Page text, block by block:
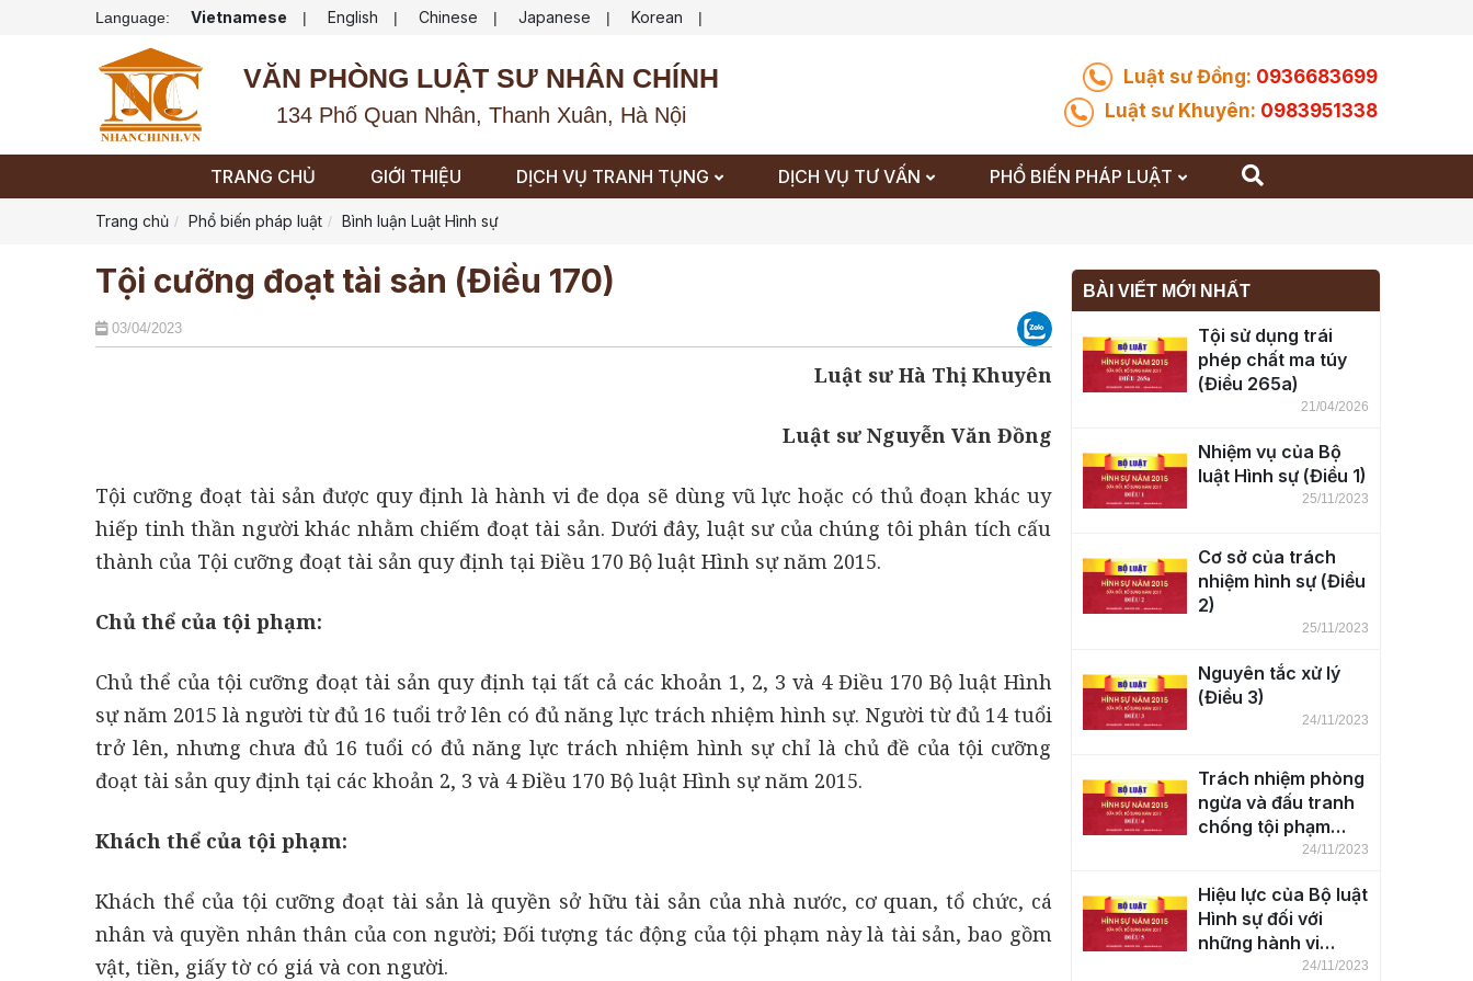
Language: Vietnamese | English | Chinese | Japanese | Korean |
VĂN PHÒNG LUẬT SƯ NHÂN CHÍNH
134 Phố Quan Nhân, Thanh Xuân, Hà Nội
Luật sư Đồng: 0936683699
Luật sư Khuyên: 0983951338
TRANG CHỦ GIỚI THIỆU DỊCH VỤ TRANH TỤNG DỊCH VỤ TƯ VẤN PHỔ BIẾN PHÁP LUẬT
Trang chủ Phổ biến pháp luật Bình luận Luật Hình sự
Tội cưỡng đoạt tài sản (Điều 170)
03/04/2023
Luật sư Hà Thị Khuyên
Luật sư Nguyễn Văn Đồng
Tội cưỡng đoạt tài sản được quy định là hành vi đe dọa sẽ dùng vũ lực hoặc có thủ đoạn khác uy
hiếp tinh thần người khác nhằm chiếm đoạt tài sản. Dưới đây, luật sư của chúng tôi phân tích cấu
thành của Tội cưỡng đoạt tài sản quy định tại Điều 170 Bộ luật Hình sự năm 2015.
Chủ thể của tội phạm:
Chủ thể của tội cưỡng đoạt tài sản quy định tại tất cả các khoản 1, 2, 3 và 4 Điều 170 Bộ luật Hình
sự năm 2015 là người từ đủ 16 tuổi trở lên có đủ năng lực trách nhiệm hình sự. Người từ đủ 14 tuổi
trở lên, nhưng chưa đủ 16 tuổi có đủ năng lực trách nhiệm hình sự chỉ là chủ đề của tội cưỡng
đoạt tài sản quy định tại các khoản 2, 3 và 4 Điều 170 Bộ luật Hình sự năm 2015.
Khách thể của tội phạm:
Khách thể của tội cưỡng đoạt tài sản là quyền sở hữu tài sản của nhà nước, cơ quan, tổ chức, cá
nhân và quyền nhân thân của con người; Đối tượng tác động của tội phạm này là tài sản, bao gồm
vật, tiền, giấy tờ có giá và con người.
BÀI VIẾT MỚI NHẤT
Tội sử dụng trái
phép chất ma túy
(Điều 265a)
21/04/2026
Nhiệm vụ của Bộ
luật Hình sự (Điều 1)
25/11/2023
Cơ sở của trách
nhiệm hình sự (Điều
2)
25/11/2023
Nguyên tắc xử lý
(Điều 3)
24/11/2023
Trách nhiệm phòng
ngừa và đấu tranh
chống tội phạm
24/11/2023
Hiệu lực của Bộ luật
Hình sự đối với
những hành vi
phạm tội trên lãnh
24/11/2023